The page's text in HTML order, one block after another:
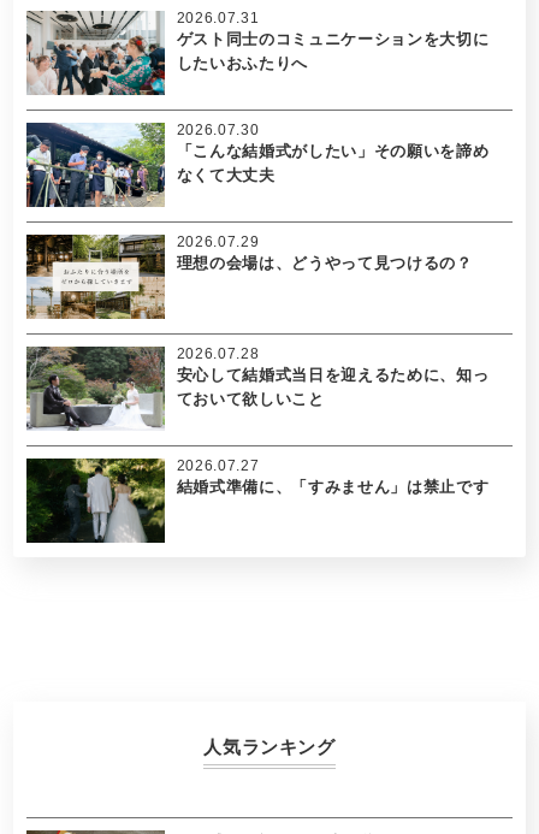
ゲスト同士のコミュニケーションを大切に
したいおふたりへ
2026.07.31
「こんな結婚式がしたい」その願いを諦め
なくて大丈夫
2026.07.30
理想の会場は、どうやって見つけるの？
2026.07.29
安心して結婚式当日を迎えるために、知っ
ておいて欲しいこと
2026.07.28
結婚式準備に、「すみません」は禁止です
2026.07.27
人気ランキング